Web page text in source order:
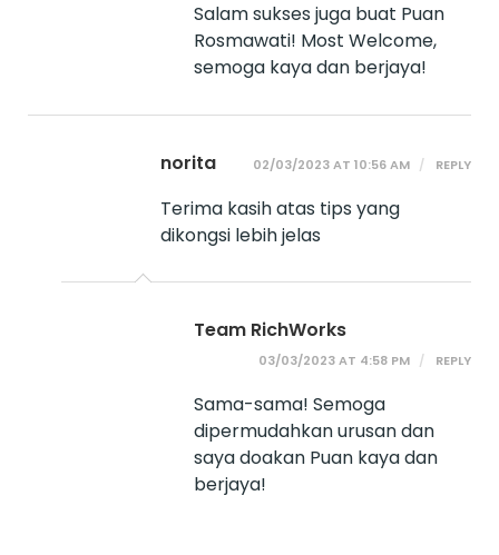
Salam sukses juga buat Puan
Rosmawati! Most Welcome,
semoga kaya dan berjaya!
norita 02/03/2023 AT 10:56 AM REPLY
Terima kasih atas tips yang
dikongsi lebih jelas
Team RichWorks
03/03/2023 AT 4:58 PM REPLY
Sama-sama! Semoga
dipermudahkan urusan dan
saya doakan Puan kaya dan
berjaya!